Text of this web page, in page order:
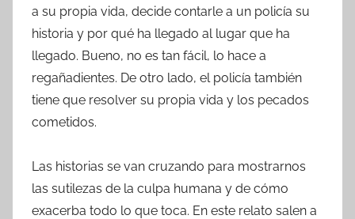
a su propia vida, decide contarle a un policía su
historia y por qué ha llegado al lugar que ha
llegado. Bueno, no es tan fácil, lo hace a
regañadientes. De otro lado, el policía también
tiene que resolver su propia vida y los pecados
cometidos.
Las historias se van cruzando para mostrarnos
las sutilezas de la culpa humana y de cómo
exacerba todo lo que toca. En este relato salen a